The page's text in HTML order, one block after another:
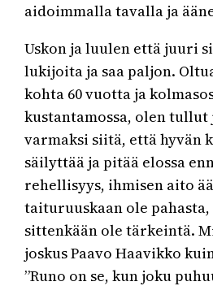
aidoimmalla tavalla ja
Uskon ja luulen että juuri
lukijoita ja saa paljon.
kohta 60 vuotta ja
kustantamossa, olen tullut
varmaksi siitä, että hyvän
säilyttää ja pitää elossa
rehellisyys, ihmisen aito
taituruuskaan ole pahasta,
sittenkään ole tärkeintä.
joskus Paavo Haavikko
”Runo on se, kun joku